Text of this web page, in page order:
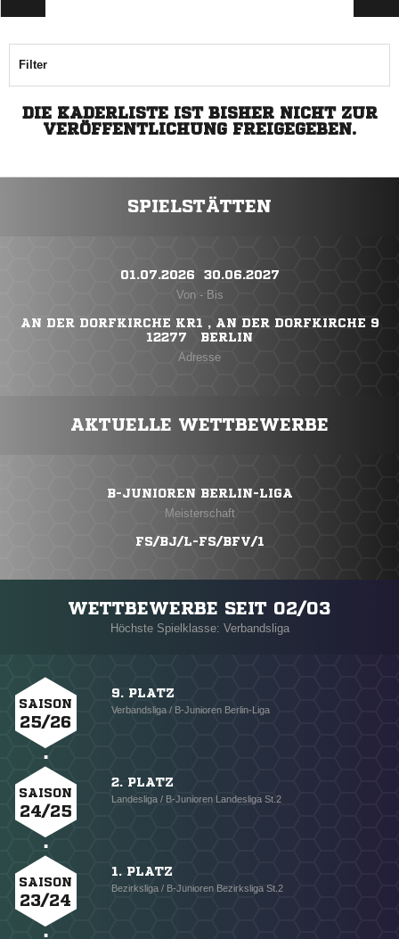
Filter
DIE KADERLISTE IST BISHER NICHT ZUR
VERÖFFENTLICHUNG FREIGEGEBEN.
SPIELSTÄTTEN
01.07.2026 ​ 30.06.2027
Von - Bis
AN DER DORFKIRCHE KR1 , AN DER DORFKIRCHE 9
12277 BERLIN
Adresse
AKTUELLE WETTBEWERBE
B-JUNIOREN BERLIN-LIGA
Meisterschaft
FS/BJ/L-FS/BFV/1
WETTBEWERBE SEIT 02/03
Höchste Spielklasse: Verbandsliga
SAISON
25/26
9. PLATZ
Verbandsliga / B-Junioren Berlin-Liga
SAISON
24/25
2. PLATZ
Landesliga / B-Junioren Landesliga St.2
SAISON
23/24
1. PLATZ
Bezirksliga / B-Junioren Bezirksliga St.2